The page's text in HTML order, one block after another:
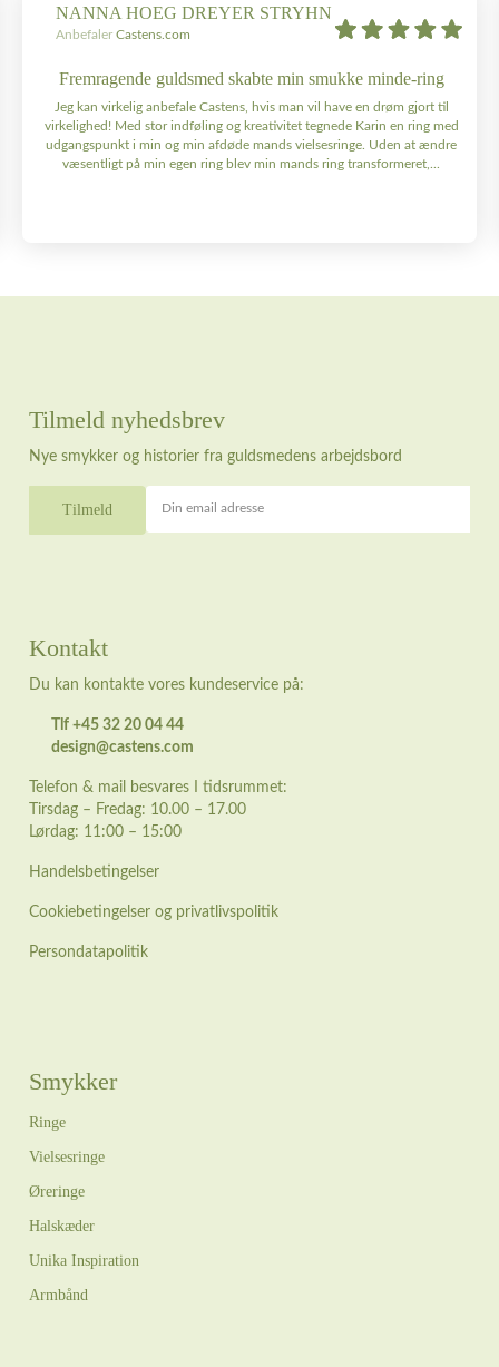
NANNA HOEG DREYER STRYHN
Anbefaler Castens.com
Fremragende guldsmed skabte min smukke minde-ring
Jeg kan virkelig anbefale Castens, hvis man vil have en drøm gjort til
virkelighed! Med stor indføling og kreativitet tegnede Karin en ring med
udgangspunkt i min og min afdøde mands vielsesringe. Uden at ændre
væsentligt på min egen ring blev min mands ring transformeret,...
Kontakt
Du kan kontakte vores kundeservice på:
Tlf +45 32 20 04 44
design@castens.com
Telefon & mail besvares I tidsrummet:
Tirsdag – Fredag: 10.00 – 17.00
Lørdag: 11:00 – 15:00
Handelsbetingelser
Cookiebetingelser og privatlivspolitik
Persondatapolitik
Smykker
Ringe
Vielsesringe
Øreringe
Halskæder
Unika Inspiration
Armbånd
Tilmeld nyhedsbrev
Nye smykker og historier fra guldsmedens arbejdsbord
Din email adresse